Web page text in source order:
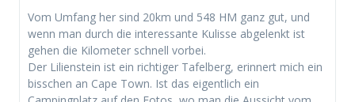
Vom Umfang her sind 20km und 548 HM ganz gut, und
wenn man durch die interessante Kulisse abgelenkt ist
gehen die Kilometer schnell vorbei.
Der Lilienstein ist ein richtiger Tafelberg, erinnert mich ein
bisschen an Cape Town. Ist das eigentlich ein